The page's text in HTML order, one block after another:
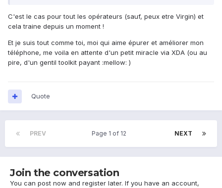
C'est le cas pour tout les opérateurs (sauf, peux etre Virgin) et
cela traine depuis un moment !
Et je suis tout comme toi, moi qui aime épurer et améliorer mon
téléphone, me voila en attente d'un petit miracle via XDA (ou au
pire, d'un gentil toolkit payant :mellow: )
Quote
PREV NEXT
Page 1 of 12
Join the conversation
You can post now and register later. If you have an account,